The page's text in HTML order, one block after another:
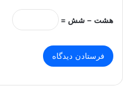
هشت − شش =